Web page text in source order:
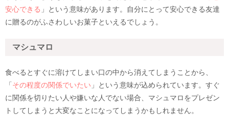
安心できる 」という意味があります。自分にとって安心できる友達
に贈るのがふさわしいお菓子といえるでしょう。
マシュマロ
食べるとすぐに溶けてしまい口の中から消えてしまうことから、
「 その程度の関係でいたい 」という意味が込められています。すぐ
に関係を切りたい人や嫌いな人でない場合、マシュマロをプレゼン
トしてしまうと大変なことになってしまうかもしれません。